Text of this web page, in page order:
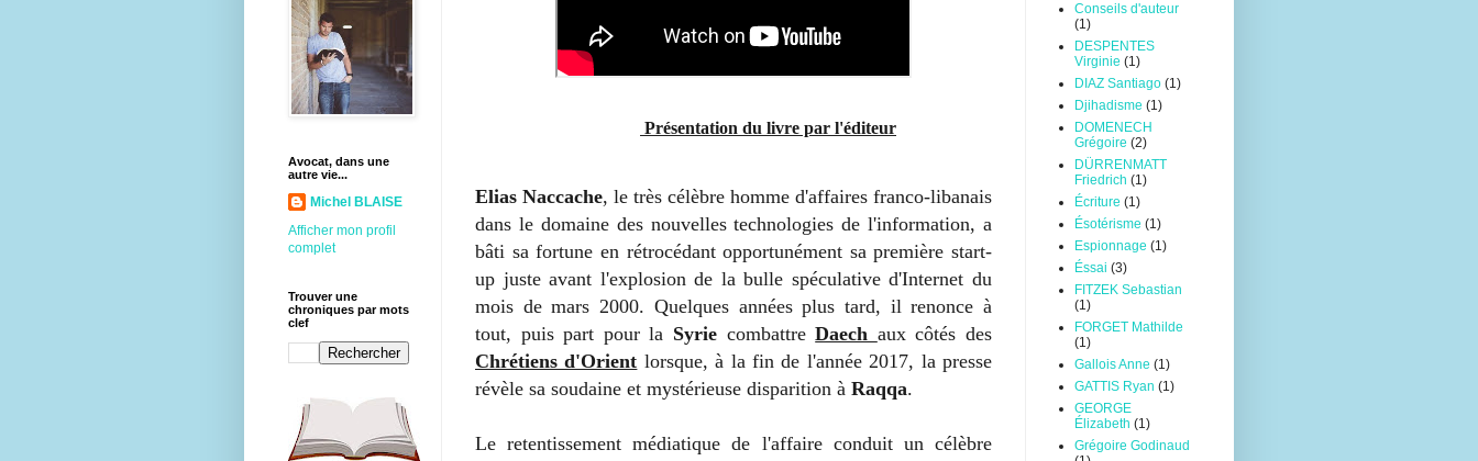
Présentation du livre par l'éditeur
Elias Naccache, le très célèbre homme d'affaires franco-libanais
dans le domaine des nouvelles technologies de l'information, a
bâti sa fortune en rétrocédant opportunément sa première start-
up juste avant l'explosion de la bulle spéculative d'Internet du
mois de mars 2000. Quelques années plus tard, il renonce à
tout, puis part pour la Syrie combattreDaech aux côtés des
Chrétiens d'Orient lorsque, à la fin de l'année 2017, la presse
révèle sa soudaine et mystérieuse disparition à Raqqa.
Le retentissement médiatique de l'affaire conduit un célèbre
Avocat, dans une
autre vie...
Michel BLAISE
Afficher mon profil
complet
Trouver une
chroniques par mots
clef
Conseils d'auteur
(1)
DESPENTES
Virginie (1)
DIAZ Santiago (1)
Djihadisme (1)
DOMENECH
Grégoire (2)
DÜRRENMATT
Friedrich (1)
Écriture (1)
Ésotérisme (1)
Espionnage (1)
Éssai (3)
FITZEK Sebastian
(1)
FORGET Mathilde
(1)
Gallois Anne (1)
GATTIS Ryan (1)
GEORGE
Élizabeth (1)
Grégoire Godinaud